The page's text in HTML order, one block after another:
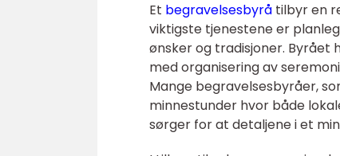
Et begravelsesbyrå tilbyr en
viktigste tjenestene er
ønsker og tradisjoner. Byrået
med organisering av
Mange begravelsesbyråer,
minnestunder hvor både
sørger for at detaljene i et